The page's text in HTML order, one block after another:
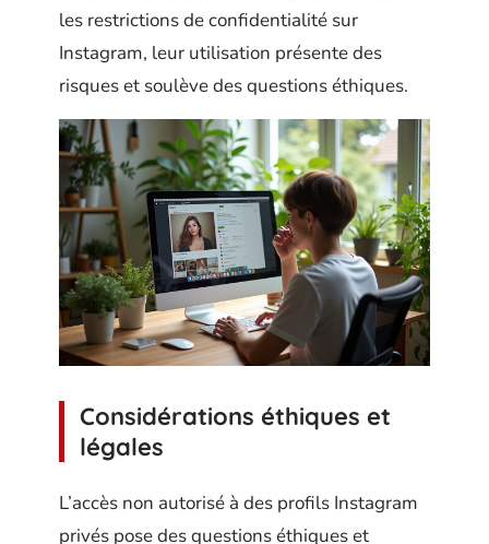
les restrictions de confidentialité sur
Instagram, leur utilisation présente des
risques et soulève des questions éthiques.
Considérations éthiques et
légales
L’accès non autorisé à des profils Instagram
privés pose des questions éthiques et